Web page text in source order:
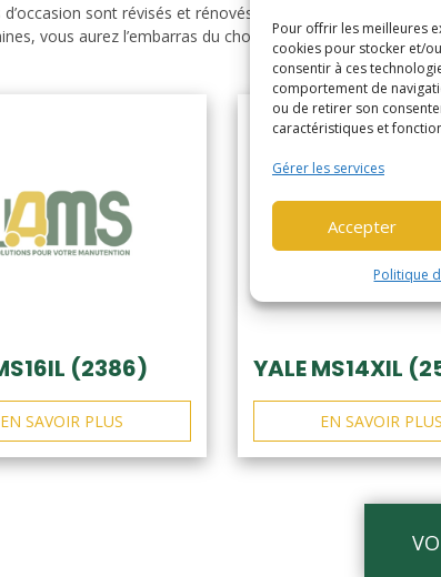
Pour offrir les meilleures
cookies pour stocker et/
consentir à ces
comportement de
ou de retirer son
caractéristiques et
Gérer les services
Accepter
Politique
sont révisés et rénovés. Vous trouverez ci-
vous aurez l’embarras du choix. Nos chariots sont
(2386)
EN SAVOIR PLUS
YALE MS14XIL
EN SAVOIR PLUS